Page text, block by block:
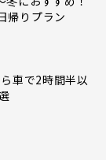
帰りプラン
車で2時間半以